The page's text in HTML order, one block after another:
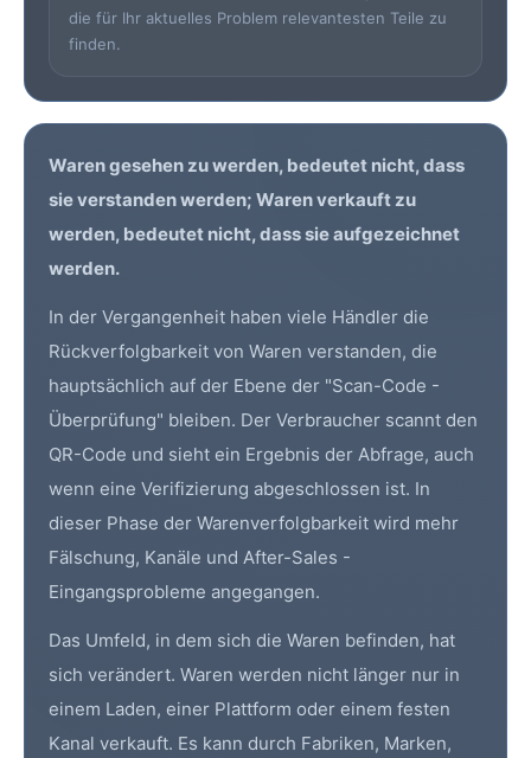
die für Ihr aktuelles Problem relevantesten Teile zu
finden.
Waren gesehen zu werden, bedeutet nicht, dass
sie verstanden werden; Waren verkauft zu
werden, bedeutet nicht, dass sie aufgezeichnet
werden.
In der Vergangenheit haben viele Händler die
Rückverfolgbarkeit von Waren verstanden, die
hauptsächlich auf der Ebene der "Scan-Code -
Überprüfung" bleiben. Der Verbraucher scannt den
QR-Code und sieht ein Ergebnis der Abfrage, auch
wenn eine Verifizierung abgeschlossen ist. In
dieser Phase der Warenverfolgbarkeit wird mehr
Fälschung, Kanäle und After-Sales -
Eingangsprobleme angegangen.
Das Umfeld, in dem sich die Waren befinden, hat
sich verändert. Waren werden nicht länger nur in
einem Laden, einer Plattform oder einem festen
Kanal verkauft. Es kann durch Fabriken, Marken,